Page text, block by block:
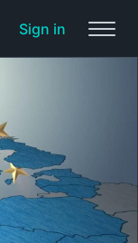
Sign in